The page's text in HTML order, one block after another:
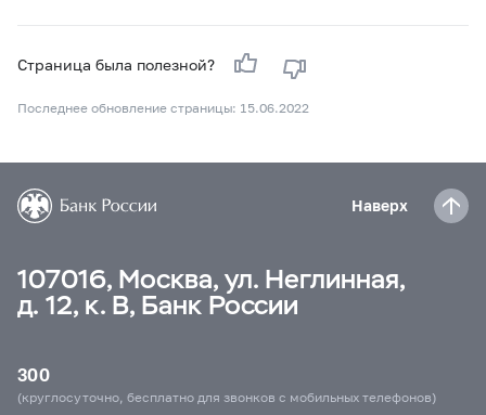
Страница была полезной?
Последнее обновление страницы: 15.06.2022
Наверх
107016, Москва, ул. Неглинная,
д. 12, к. В, Банк России
300
(круглосуточно, бесплатно для звонков с мобильных телефонов)